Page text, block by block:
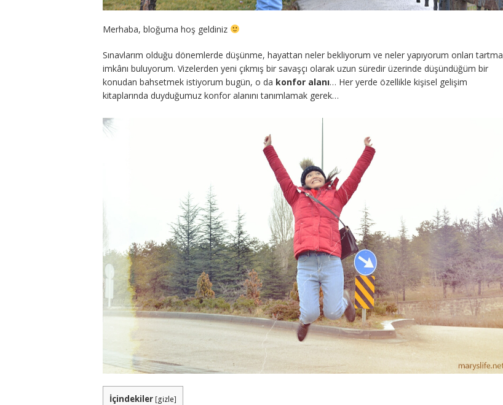
Merhaba, bloğuma hoş geldiniz
Sınavlarım olduğu dönemlerde düşünme, hayattan neler bekliyorum ve neler yapıyorum onları tartma
imkânı buluyorum. Vizelerden yeni çıkmış bir savaşçı olarak uzun süredir üzerinde düşündüğüm bir
konudan bahsetmek istiyorum bugün, o da konfor alanı… Her yerde özellikle kişisel gelişim
kitaplarında duyduğumuz konfor alanını tanımlamak gerek…
İçindekiler [gizle]